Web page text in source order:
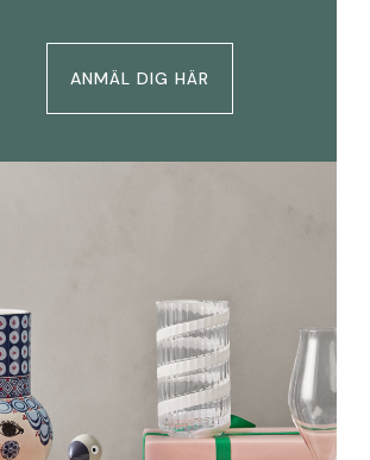
ANMÄL DIG HÄR